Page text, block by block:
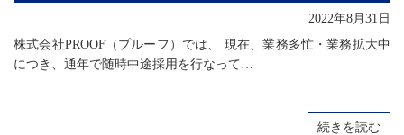
2022年8月31日
株式会社PROOF（プルーフ）では、 現在、業務多忙・業務拡大中
につき、通年で随時中途採用を行なって…
続きを読む